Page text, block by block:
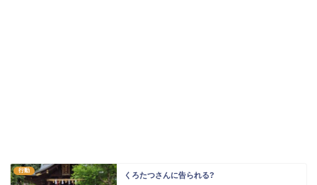
行動
くろたつさんに告られる?